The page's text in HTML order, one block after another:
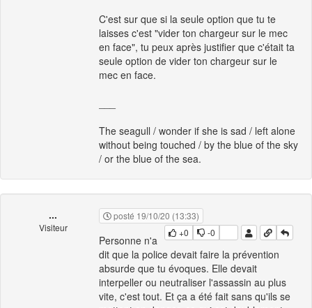
C'est sur que si la seule option que tu te
laisses c'est "vider ton chargeur sur le mec
en face", tu peux après justifier que c'était ta
seule option de vider ton chargeur sur le
mec en face.
The seagull / wonder if she is sad / left alone
without being touched / by the blue of the sky
/ or the blue of the sea.
...
Visiteur
posté 19/10/20 (13:33)
+0
-0
Personne n'a
dit que la police devait faire la prévention
absurde que tu évoques. Elle devait
interpeller ou neutraliser l'assassin au plus
vite, c'est tout. Et ça a été fait sans qu'ils se